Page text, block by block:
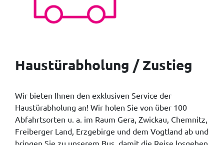
Haustürabholung / Zustieg
Wir bieten Ihnen den exklusiven Service der
Haustürabholung an! Wir holen Sie von über 100
Abfahrtsorten u. a. im Raum Gera, Zwickau, Chemnitz,
Freiberger Land, Erzgebirge und dem Vogtland ab und